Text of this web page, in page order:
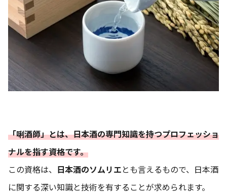
「唎酒師」とは、日本酒の専門知識を持つプロフェッショ
ナルを指す資格です。
この資格は、 日本酒のソムリエとも言えるもので、日本酒
に関する深い知識と技術を有することが求められます。